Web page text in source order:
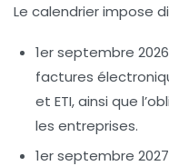
Le calendrier impose
1er septembre
factures
et ETI, ainsi que
les entreprises.
1er septembre